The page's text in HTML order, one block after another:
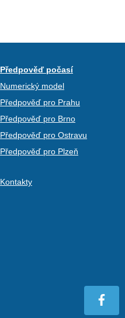
Předpověď počasí
Numerický model
Předpověď pro Prahu
Předpověď pro Brno
Předpověď pro Ostravu
Předpověď pro Plzeň
Kontakty